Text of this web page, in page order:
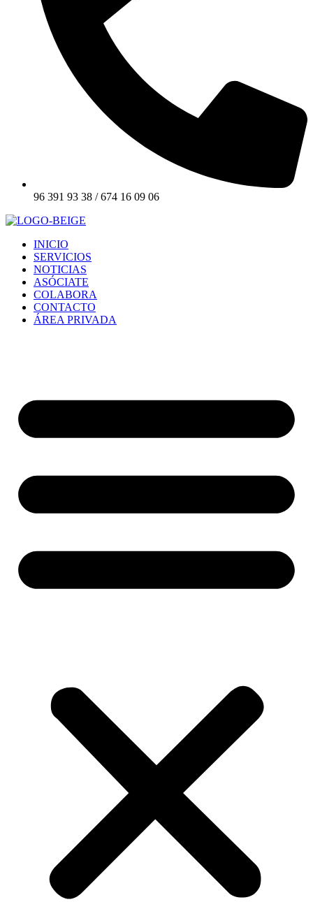
96 391 93 38 / 674 16 09 06
INICIO
SERVICIOS
NOTICIAS
ASÓCIATE
COLABORA
CONTACTO
ÁREA PRIVADA